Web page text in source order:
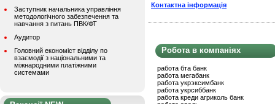
Заступник начальника управління
методологічного забезпечення та
навчання з питань ПВК/ФТ
Аудитор
Головний економіст відділу по
взаємодії з національними та
міжнародними платіжними
системами
Контактна інформація
Робота в компаніях
работа бта банк
работа мегабанк
работа укрэксимбанк
работа укрсиббанк
работа креди агриколь банк